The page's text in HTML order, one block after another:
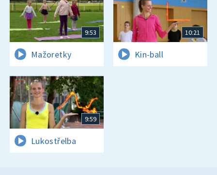
9:53
Mažoretky
10:21
Kin-ball
9:59
Lukostřelba